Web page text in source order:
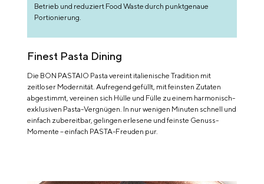
Betrieb und reduziert Food Waste durch punktgenaue
Portionierung.
Finest Pasta Dining
Die BON PASTAIO Pasta vereint italienische Tradition mit
zeitloser Modernität. Aufregend gefüllt, mit feinsten Zutaten
abgestimmt, vereinen sich Hülle und Fülle zu einem harmonisch-
exklusiven Pasta-Vergnügen. In nur wenigen Minuten schnell und
einfach zubereitbar, gelingen erlesene und feinste Genuss-
Momente – einfach PASTA-Freuden pur.